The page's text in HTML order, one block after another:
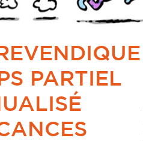
PARTIEL